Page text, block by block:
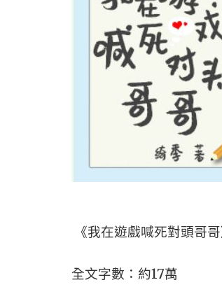
《我在遊戲喊死對頭哥
全文字數：約17萬